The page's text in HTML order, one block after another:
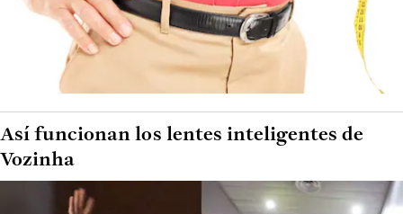
Así funcionan los lentes inteligentes de
Vozinha